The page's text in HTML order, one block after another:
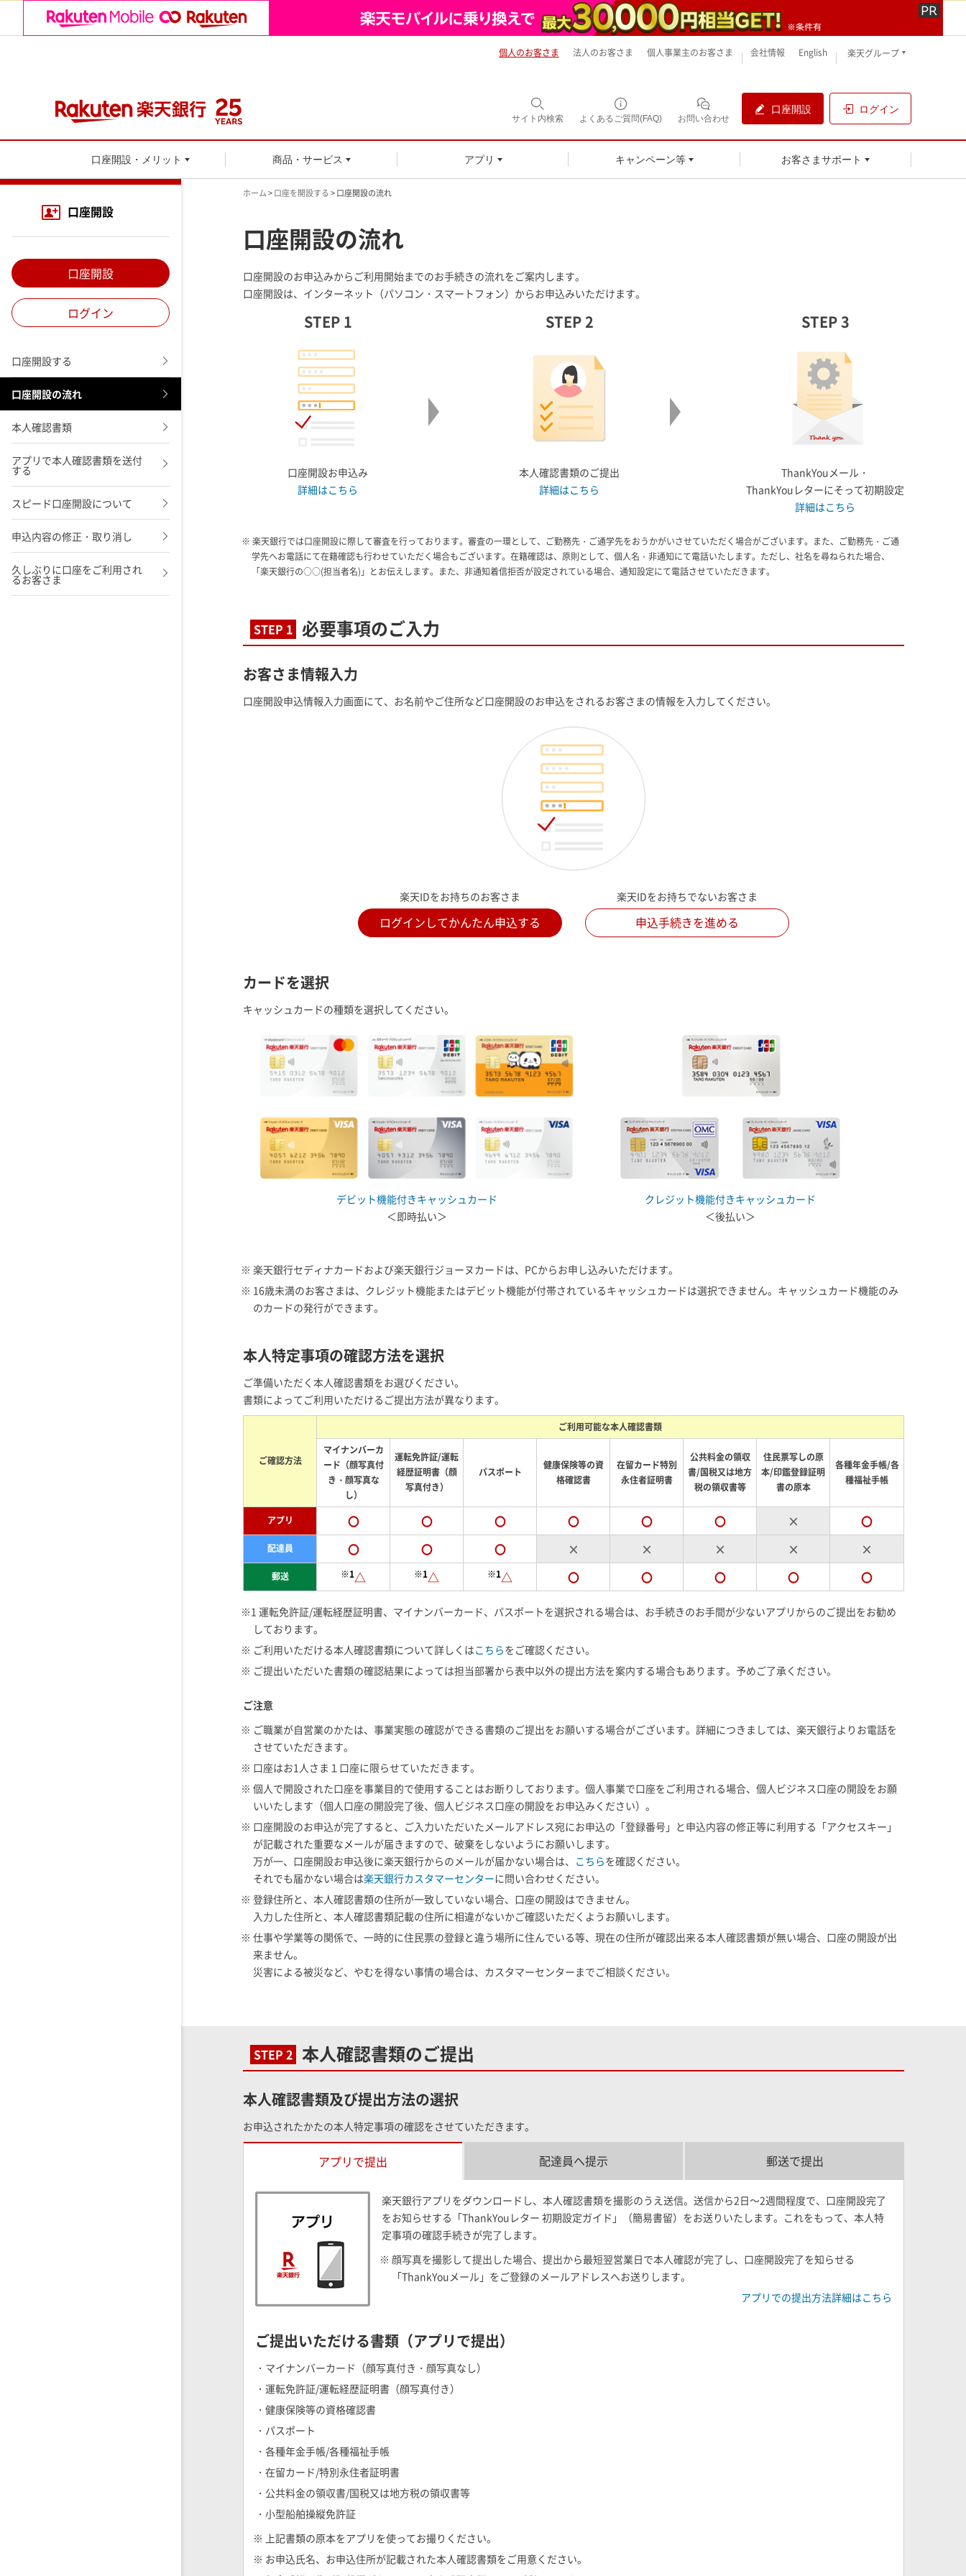
個人のお客さま 法人のお客さま 個人事業主のお客さま 会社情報 English 楽天グループ
サイト内検索 よくあるご質問(FAQ) お問い合わせ
口座開設 ログイン
口座開設・メリット 商品・サービス アプリ キャンペーン等 お客さまサポート
口座開設
口座開設
ログイン
口座開設する
口座開設の流れ
本人確認書類
アプリで本人確認書類を送付
する
スピード口座開設について
申込内容の修正・取り消し
久しぶりに口座をご利用され
るお客さま
ホーム>口座を開設する> 口座開設の流れ
口座開設の流れ
口座開設のお申込みからご利用開始までのお手続きの流れをご案内します。
口座開設は、インターネット（パソコン・スマートフォン）からお申込みいただけます。
STEP 1
口座開設お申込み
詳細はこちら
STEP 2
本人確認書類のご提出
詳細はこちら
STEP 3
ThankYouメール・
ThankYouレターにそって初期設定
詳細はこちら
※ 楽天銀行では口座開設に際して審査を行っております。審査の一環として、ご勤務先・ご通学先をおうかがいさせていただく場合がございます。また、ご勤務先・ご通
学先へお電話にて在籍確認も行わせていただく場合もございます。在籍確認は、原則として、個人名・非通知にて電話いたします。ただし、社名を尋ねられた場合、
「楽天銀行の○○(担当者名)」とお伝えします。また、非通知着信拒否が設定されている場合、通知設定にて電話させていただきます。
STEP 1 必要事項のご入力
お客さま情報入力
口座開設申込情報入力画面にて、お名前やご住所など口座開設のお申込をされるお客さまの情報を入力してください。
楽天IDをお持ちのお客さま
ログインしてかんたん申込する
楽天IDをお持ちでないお客さま
申込手続きを進める
カードを選択
キャッシュカードの種類を選択してください。
デビット機能付きキャッシュカード
＜即時払い＞
クレジット機能付きキャッシュカード
＜後払い＞
※ 楽天銀行セディナカードおよび楽天銀行ジョーヌカードは、PCからお申し込みいただけます。
※ 16歳未満のお客さまは、クレジット機能またはデビット機能が付帯されているキャッシュカードは選択できません。キャッシュカード機能のみ
のカードの発行ができます。
本人特定事項の確認方法を選択
ご準備いただく本人確認書類をお選びください。
書類によってご利用いただけるご提出方法が異なります。
ご確認方法
ご利用可能な本人確認書類
マイナンバーカ
ード（顔写真付
き・顔写真な
し）
運転免許証/運転
経歴証明書（顔
写真付き）
パスポート
健康保険等の資
格確認書
在留カード特別
永住者証明書
公共料金の領収
書/国税又は地方
税の領収書等
住民票写しの原
本/印鑑登録証明
書の原本
各種年金手帳/各
種福祉手帳
アプリ 〇 〇 〇 〇 〇 〇 × 〇
配達員 〇 〇 〇 × × × × ×
郵送 ※1△ ※1△ ※1△ 〇 〇 〇 〇 〇
※1 運転免許証/運転経歴証明書、マイナンバーカード、パスポートを選択される場合は、お手続きのお手間が少ないアプリからのご提出をお勧め
しております。
※ ご利用いただける本人確認書類について詳しくはこちらをご確認ください。
※ ご提出いただいた書類の確認結果によっては担当部署から表中以外の提出方法を案内する場合もあります。予めご了承ください。
ご注意
※ ご職業が自営業のかたは、事業実態の確認ができる書類のご提出をお願いする場合がございます。詳細につきましては、楽天銀行よりお電話を
させていただきます。
※ 口座はお1人さま１口座に限らせていただきます。
※ 個人で開設された口座を事業目的で使用することはお断りしております。個人事業で口座をご利用される場合、個人ビジネス口座の開設をお願
いいたします（個人口座の開設完了後、個人ビジネス口座の開設をお申込みください）。
※ 口座開設のお申込が完了すると、ご入力いただいたメールアドレス宛にお申込の「登録番号」と申込内容の修正等に利用する「アクセスキー」
が記載された重要なメールが届きますので、破棄をしないようにお願いします。
万が一、口座開設お申込後に楽天銀行からのメールが届かない場合は、 こちらを確認ください。
それでも届かない場合は楽天銀行カスタマーセンターに問い合わせください。
※ 登録住所と、本人確認書類の住所が一致していない場合、口座の開設はできません。
入力した住所と、本人確認書類記載の住所に相違がないかご確認いただくようお願いします。
※ 仕事や学業等の関係で、一時的に住民票の登録と違う場所に住んでいる等、現在の住所が確認出来る本人確認書類が無い場合、口座の開設が出
来ません。
災害による被災など、やむを得ない事情の場合は、カスタマーセンターまでご相談ください。
STEP 2 本人確認書類のご提出
本人確認書類及び提出方法の選択
お申込されたかたの本人特定事項の確認をさせていただきます。
アプリで提出 配達員へ提示 郵送で提出
楽天銀行アプリをダウンロードし、本人確認書類を撮影のうえ送信。送信から2日～2週間程度で、口座開設完了
をお知らせする「ThankYouレター 初期設定ガイド」（簡易書留）をお送りいたします。これをもって、本人特
定事項の確認手続きが完了します。
※ 顔写真を撮影して提出した場合、提出から最短翌営業日で本人確認が完了し、口座開設完了を知らせる
「ThankYouメール」をご登録のメールアドレスへお送りします。
アプリでの提出方法詳細はこちら
ご提出いただける書類 （アプリで提出）
・マイナンバーカード（顔写真付き・顔写真なし）
・運転免許証/運転経歴証明書（顔写真付き）
・健康保険等の資格確認書
・パスポート
・各種年金手帳/各種福祉手帳
・在留カード/特別永住者証明書
・公共料金の領収書/国税又は地方税の領収書等
・小型船舶操縦免許証
※ 上記書類の原本をアプリを使ってお撮りください。
※ お申込氏名、お申込住所が記載された本人確認書類をご用意ください。